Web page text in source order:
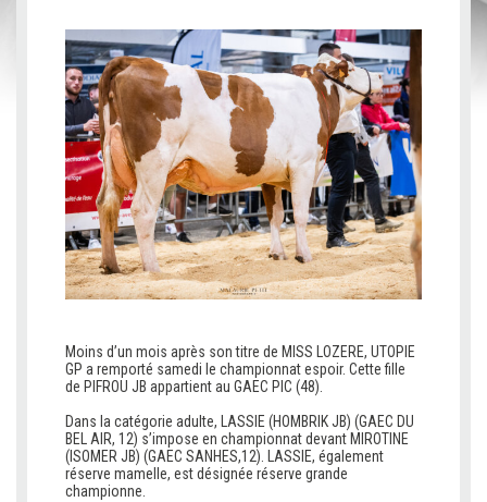
Moins d’un mois après son titre de MISS LOZERE, UTOPIE
GP a remporté samedi le championnat espoir. Cette fille
de PIFROU JB appartient au GAEC PIC (48).
Dans la catégorie adulte, LASSIE (HOMBRIK JB) (GAEC DU
BEL AIR, 12) s’impose en championnat devant MIROTINE
(ISOMER JB) (GAEC SANHES,12). LASSIE, également
réserve mamelle, est désignée réserve grande
championne.